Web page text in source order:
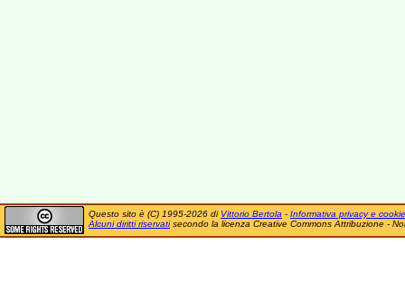
Questo sito è (C) 1995-2026 di Vittorio Bertola - Informativa privacy e cookie
Alcuni diritti riservatisecondo la licenza Creative Commons Attribuzione -